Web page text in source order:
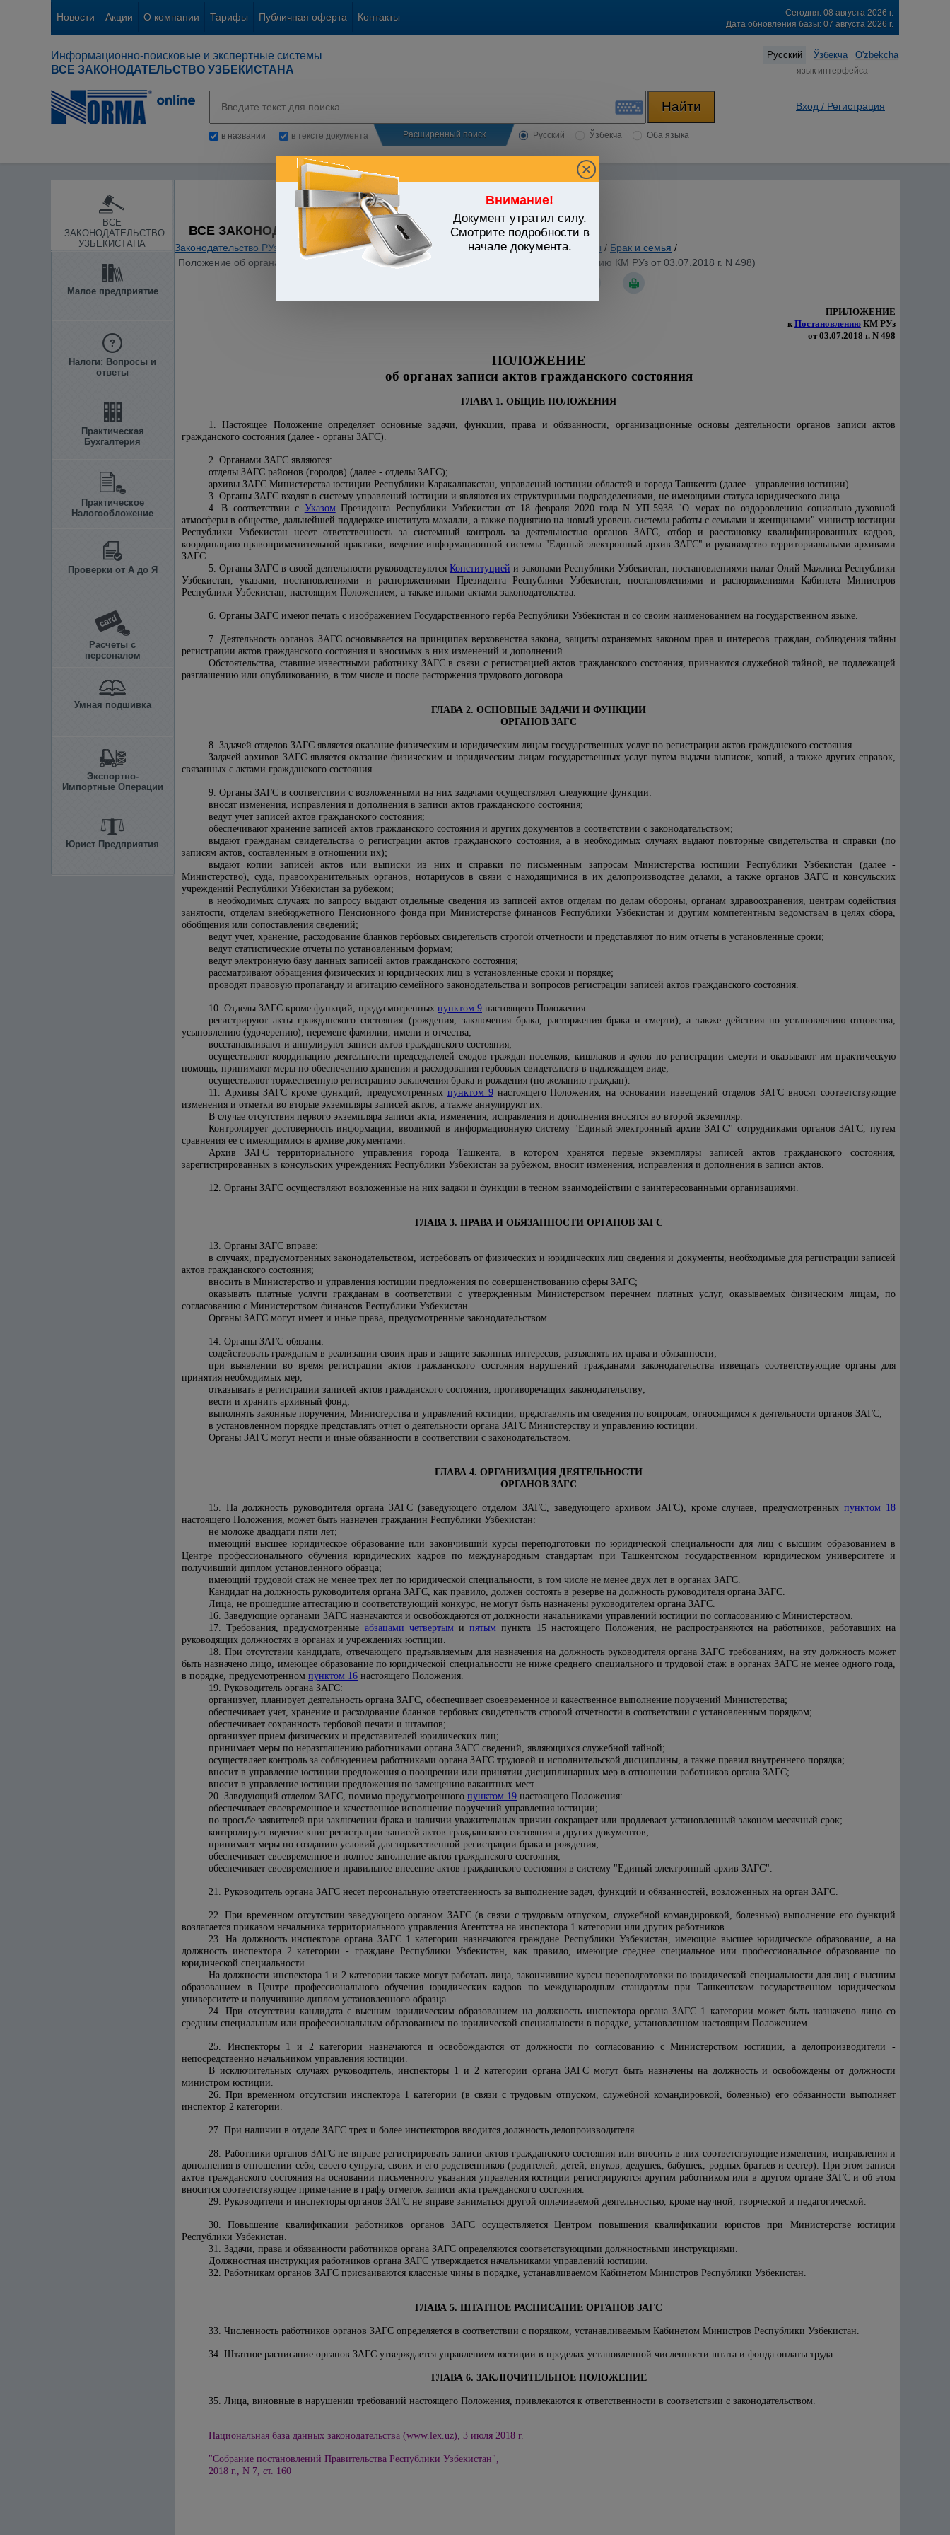
Новости Акции О компании Тарифы Публичная оферта Контакты
Сегодня: 08 августа 2026 г.
Дата обновления базы: 07 августа 2026 г.
Информационно-поисковые и экспертные системы
ВСЕ ЗАКОНОДАТЕЛЬСТВО УЗБЕКИСТАНА
Русский Ўзбекча O'zbekcha
язык интерфейса
в названии в тексте документа Расширенный поиск Русский Ўзбекча Оба языка
Вход / Регистрация
ВСЕ
ЗАКОНОДАТЕЛЬСТВО
УЗБЕКИСТАНА
Малое предприятие
Налоги: Вопросы и
ответы
Практическая
Бухгалтерия
Практическое
Налогообложение
Проверки от А до Я
Расчеты с
персоналом
Умная подшивка
Экспортно-
Импортные Операции
Юрист Предприятия
Внимание!
Документ утратил силу.
Смотрите подробности в
начале документа.
ВСЕ ЗАКОНОДАТЕЛЬСТВО УЗБЕКИСТАНА
Законодательство РУз Гражданское и семейное законодательство / Утратившие силу акты / Брак и семья /
Положение об органах записи актов гражданского состояния (Приложение к Постановлению КМ РУз от 03.07.2018 г. N 498)
ПРИЛОЖЕНИЕ
кПостановлению КМ РУз
от 03.07.2018 г. N 498
ПОЛОЖЕНИЕ
об органах записи актов гражданского состояния
ГЛАВА 1. ОБЩИЕ ПОЛОЖЕНИЯ
1. Настоящее Положение определяет основные задачи, функции, права и обязанности, организационные основы деятельности органов записи актов
гражданского состояния (далее - органы ЗАГС).
2. Органами ЗАГС являются:
отделы ЗАГС районов (городов) (далее - отделы ЗАГС);
архивы ЗАГС Министерства юстиции Республики Каракалпакстан, управлений юстиции областей и города Ташкента (далее - управления юстиции).
3. Органы ЗАГС входят в систему управлений юстиции и являются их структурными подразделениями, не имеющими статуса юридического лица.
4. В соответствии с УказомПрезидента Республики Узбекистан от 18 февраля 2020 года N УП-5938 "О мерах по оздоровлению социально-духовной
атмосферы в обществе, дальнейшей поддержке института махалли, а также поднятию на новый уровень системы работы с семьями и женщинами" министр юстиции
Республики Узбекистан несет ответственность за системный контроль за деятельностью органов ЗАГС, отбор и расстановку квалифицированных кадров,
координацию правоприменительной практики, ведение информационной системы "Единый электронный архив ЗАГС" и руководство территориальными архивами
ЗАГС.
5. Органы ЗАГС в своей деятельности руководствуются Конституцией и законами Республики Узбекистан, постановлениями палат Олий Мажлиса Республики
Узбекистан, указами, постановлениями и распоряжениями Президента Республики Узбекистан, постановлениями и распоряжениями Кабинета Министров
Республики Узбекистан, настоящим Положением, а также иными актами законодательства.
6. Органы ЗАГС имеют печать с изображением Государственного герба Республики Узбекистан и со своим наименованием на государственном языке.
7. Деятельность органов ЗАГС основывается на принципах верховенства закона, защиты охраняемых законом прав и интересов граждан, соблюдения тайны
регистрации актов гражданского состояния и вносимых в них изменений и дополнений.
Обстоятельства, ставшие известными работнику ЗАГС в связи с регистрацией актов гражданского состояния, признаются служебной тайной, не подлежащей
разглашению или опубликованию, в том числе и после расторжения трудового договора.
ГЛАВА 2. ОСНОВНЫЕ ЗАДАЧИ И ФУНКЦИИ
ОРГАНОВ ЗАГС
8. Задачей отделов ЗАГС является оказание физическим и юридическим лицам государственных услуг по регистрации актов гражданского состояния.
Задачей архивов ЗАГС является оказание физическим и юридическим лицам государственных услуг путем выдачи выписок, копий, а также других справок,
связанных с актами гражданского состояния.
9. Органы ЗАГС в соответствии с возложенными на них задачами осуществляют следующие функции:
вносят изменения, исправления и дополнения в записи актов гражданского состояния;
ведут учет записей актов гражданского состояния;
обеспечивают хранение записей актов гражданского состояния и других документов в соответствии с законодательством;
выдают гражданам свидетельства о регистрации актов гражданского состояния, а в необходимых случаях выдают повторные свидетельства и справки (по
записям актов, составленным в отношении их);
выдают копии записей актов или выписки из них и справки по письменным запросамМинистерства юстиции Республики Узбекистан (далее -
Министерство), суда, правоохранительных органов, нотариусов в связи с находящимися в их делопроизводстве делами, а также органов ЗАГС и консульских
учреждений Республики Узбекистан за рубежом;
в необходимых случаях по запросу выдают отдельные сведения из записей актов отделам по делам обороны, органам здравоохранения, центрам содействия
занятости, отделам внебюджетного Пенсионного фонда при Министерстве финансов Республики Узбекистан и другим компетентным ведомствам в целях сбора,
обобщения или сопоставления сведений;
ведут учет, хранение, расходование бланков гербовых свидетельств строгой отчетности и представляют по ним отчеты в установленные сроки;
ведут статистические отчеты по установленным формам;
ведут электронную базу данных записей актов гражданского состояния;
рассматривают обращения физических и юридических лиц в установленные сроки и порядке;
проводят правовую пропаганду и агитацию семейного законодательства и вопросов регистрации записей актов гражданского состояния.
10. Отделы ЗАГС кроме функций, предусмотренных пунктом 9 настоящего Положения:
регистрируют акты гражданского состояния (рождения, заключения брака, расторжения брака и смерти), а также действия по установлению отцовства,
усыновлению (удочерению), перемене фамилии, имени и отчества;
восстанавливают и аннулируют записи актов гражданского состояния;
осуществляют координацию деятельности председателей сходов граждан поселков, кишлаков и аулов по регистрации смерти и оказывают им практическую
помощь, принимают меры по обеспечению хранения и расходования гербовых свидетельств в надлежащем виде;
осуществляют торжественную регистрацию заключения брака и рождения (по желанию граждан).
11. Архивы ЗАГС кроме функций, предусмотренных пунктом 9настоящего Положения, на основании извещений отделов ЗАГС вносят соответствующие
изменения и отметки во вторые экземпляры записей актов, а также аннулируют их.
В случае отсутствия первого экземпляра записи акта, изменения, исправления и дополнения вносятся во второй экземпляр.
Контролирует достоверность информации, вводимой в информационную систему "Единый электронный архив ЗАГС" сотрудниками органов ЗАГС, путем
сравнения ее с имеющимися в архиве документами.
Архив ЗАГС территориального управления города Ташкента, в котором хранятся первые экземпляры записей актов гражданского состояния,
зарегистрированных в консульских учреждениях Республики Узбекистан за рубежом, вносит изменения, исправления и дополнения в записи актов.
12. Органы ЗАГС осуществляют возложенные на них задачи и функции в тесном взаимодействии с заинтересованными организациями.
ГЛАВА 3. ПРАВА И ОБЯЗАННОСТИ ОРГАНОВ ЗАГС
13. Органы ЗАГС вправе:
в случаях, предусмотренных законодательством, истребовать от физических и юридических лиц сведения и документы, необходимые для регистрации записей
актов гражданского состояния;
вносить в Министерство и управления юстиции предложения по совершенствованию сферы ЗАГС;
оказывать платные услуги гражданам в соответствии с утвержденнымМинистерством перечнем платных услуг, оказываемых физическим лицам, по
согласованию с Министерством финансов Республики Узбекистан.
Органы ЗАГС могут имеет и иные права, предусмотренные законодательством.
14. Органы ЗАГС обязаны:
содействовать гражданам в реализации своих прав и защите законных интересов, разъяснять их права и обязанности;
при выявлении во время регистрации актов гражданского состояния нарушений гражданами законодательства извещать соответствующие органы для
принятия необходимых мер;
отказывать в регистрации записей актов гражданского состояния, противоречащих законодательству;
вести и хранить архивный фонд;
выполнять законные поручения, Министерства и управлений юстиции, представлять им сведения по вопросам, относящимся к деятельности органов ЗАГС;
в установленном порядке представлять отчет о деятельности органа ЗАГС Министерству и управлению юстиции.
Органы ЗАГС могут нести и иные обязанности в соответствии с законодательством.
ГЛАВА 4. ОРГАНИЗАЦИЯ ДЕЯТЕЛЬНОСТИ
ОРГАНОВ ЗАГС
15. На должность руководителя органа ЗАГС (заведующего отделом ЗАГС, заведующего архивом ЗАГС), кроме случаев, предусмотренных пунктом 18
настоящего Положения, может быть назначен гражданин Республики Узбекистан:
не моложе двадцати пяти лет;
имеющий высшее юридическое образование или закончивший курсы переподготовки по юридической специальности для лиц с высшим образованием в
Центре профессионального обучения юридических кадров по международным стандартам при Ташкентском государственном юридическом университете и
получивший диплом установленного образца;
имеющий трудовой стаж не менее трех лет по юридической специальности, в том числе не менее двух лет в органах ЗАГС.
Кандидат на должность руководителя органа ЗАГС, как правило, должен состоять в резерве на должность руководителя органа ЗАГС.
Лица, не прошедшие аттестацию и соответствующий конкурс, не могут быть назначены руководителем органа ЗАГС.
16. Заведующие органами ЗАГС назначаются и освобождаются от должности начальниками управлений юстиции по согласованию с Министерством.
17. Требования, предусмотренные абзацами четвертымипятым пункта 15 настоящего Положения, не распространяются на работников, работавших на
руководящих должностях в органах и учреждениях юстиции.
18. При отсутствии кандидата, отвечающего предъявляемым для назначения на должность руководителя органа ЗАГС требованиям, на эту должность может
быть назначено лицо, имеющее образование по юридической специальности не ниже среднего специального и трудовой стаж в органах ЗАГС не менее одного года,
в порядке, предусмотренном пунктом 16 настоящего Положения.
19. Руководитель органа ЗАГС:
организует, планирует деятельность органа ЗАГС, обеспечивает своевременное и качественное выполнение поручений Министерства;
обеспечивает учет, хранение и расходование бланков гербовых свидетельств строгой отчетности в соответствии с установленным порядком;
обеспечивает сохранность гербовой печати и штампов;
организует прием физических и представителей юридических лиц;
принимает меры по неразглашению работниками органа ЗАГС сведений, являющихся служебной тайной;
осуществляет контроль за соблюдением работниками органа ЗАГС трудовой и исполнительской дисциплины, а также правил внутреннего порядка;
вносит в управление юстиции предложения о поощрении или принятии дисциплинарных мер в отношении работников органа ЗАГС;
вносит в управление юстиции предложения по замещению вакантных мест.
20. Заведующий отделом ЗАГС, помимо предусмотренного пунктом 19 настоящего Положения:
обеспечивает своевременное и качественное исполнение поручений управления юстиции;
по просьбе заявителей при заключении брака и наличии уважительных причин сокращает или продлевает установленный законом месячный срок;
контролирует ведение книг регистрации записей актов гражданского состояния и других документов;
принимает меры по созданию условий для торжественной регистрации брака и рождения;
обеспечивает своевременное и полное заполнение актов гражданского состояния;
обеспечивает своевременное и правильное внесение актов гражданского состояния в систему "Единый электронный архив ЗАГС".
21. Руководитель органа ЗАГС несет персональную ответственность за выполнение задач, функций и обязанностей, возложенных на орган ЗАГС.
22. При временном отсутствии заведующего органом ЗАГС (в связи с трудовым отпуском, служебной командировкой, болезнью) выполнение его функций
возлагается приказом начальника территориального управления Агентства на инспектора 1 категории или других работников.
23. На должность инспектора органа ЗАГС 1 категории назначаются граждане Республики Узбекистан, имеющие высшее юридическое образование, а на
должность инспектора 2 категории - граждане Республики Узбекистан, как правило, имеющие среднее специальное или профессиональное образование по
юридической специальности.
На должности инспектора 1 и 2 категории также могут работать лица, закончившие курсы переподготовки по юридической специальности для лиц с высшим
образованием в Центре профессионального обучения юридических кадров по международным стандартам при Ташкентском государственном юридическом
университете и получившие диплом установленного образца.
24. При отсутствии кандидата с высшим юридическим образованием на должность инспектора органа ЗАГС 1 категории может быть назначено лицо со
средним специальным или профессиональным образованием по юридической специальности в порядке, установленном настоящим Положением.
25. Инспекторы 1 и 2 категории назначаются и освобождаются от должности по согласованию с Министерством юстиции, а делопроизводители -
непосредственно начальником управления юстиции.
В исключительных случаях руководитель, инспекторы 1 и 2 категории органа ЗАГС могут быть назначены на должность и освобождены от должности
министром юстиции.
26. При временном отсутствии инспектора 1 категории (в связи с трудовым отпуском, служебной командировкой, болезнью) его обязанности выполняет
инспектор 2 категории.
27. При наличии в отделе ЗАГС трех и более инспекторов вводится должность делопроизводителя.
28. Работники органов ЗАГС не вправе регистрировать записи актов гражданского состояния или вносить в них соответствующие изменения, исправления и
дополнения в отношении себя, своего супруга, своих и его родственников (родителей, детей, внуков, дедушек, бабушек, родных братьев и сестер). При этом записи
актов гражданского состояния на основании письменного указания управления юстиции регистрируются другим работником или в другом органе ЗАГС и об этом
вносится соответствующее примечание в графу отметок записи акта гражданского состояния.
29. Руководители и инспекторы органов ЗАГС не вправе заниматься другой оплачиваемой деятельностью, кроме научной, творческой и педагогической.
30. Повышение квалификации работников органов ЗАГС осуществляется Центром повышения квалификации юристов при Министерстве юстиции
Республики Узбекистан.
31. Задачи, права и обязанности работников органа ЗАГС определяются соответствующими должностными инструкциями.
Должностная инструкция работников органа ЗАГС утверждается начальниками управлений юстиции.
32. Работникам органов ЗАГС присваиваются классные чины в порядке, устанавливаемом Кабинетом Министров Республики Узбекистан.
ГЛАВА 5. ШТАТНОЕ РАСПИСАНИЕ ОРГАНОВ ЗАГС
33. Численность работников органов ЗАГС определяется в соответствии с порядком, устанавливаемым Кабинетом Министров Республики Узбекистан.
34. Штатное расписание органов ЗАГС утверждается управлением юстиции в пределах установленной численности штата и фонда оплаты труда.
ГЛАВА 6. ЗАКЛЮЧИТЕЛЬНОЕ ПОЛОЖЕНИЕ
35. Лица, виновные в нарушении требований настоящего Положения, привлекаются к ответственности в соответствии с законодательством.
Национальная база данных законодательства (www.lex.uz), 3 июля 2018 г.
"Собрание постановлений Правительства Республики Узбекистан",
2018 г., N 7, ст. 160